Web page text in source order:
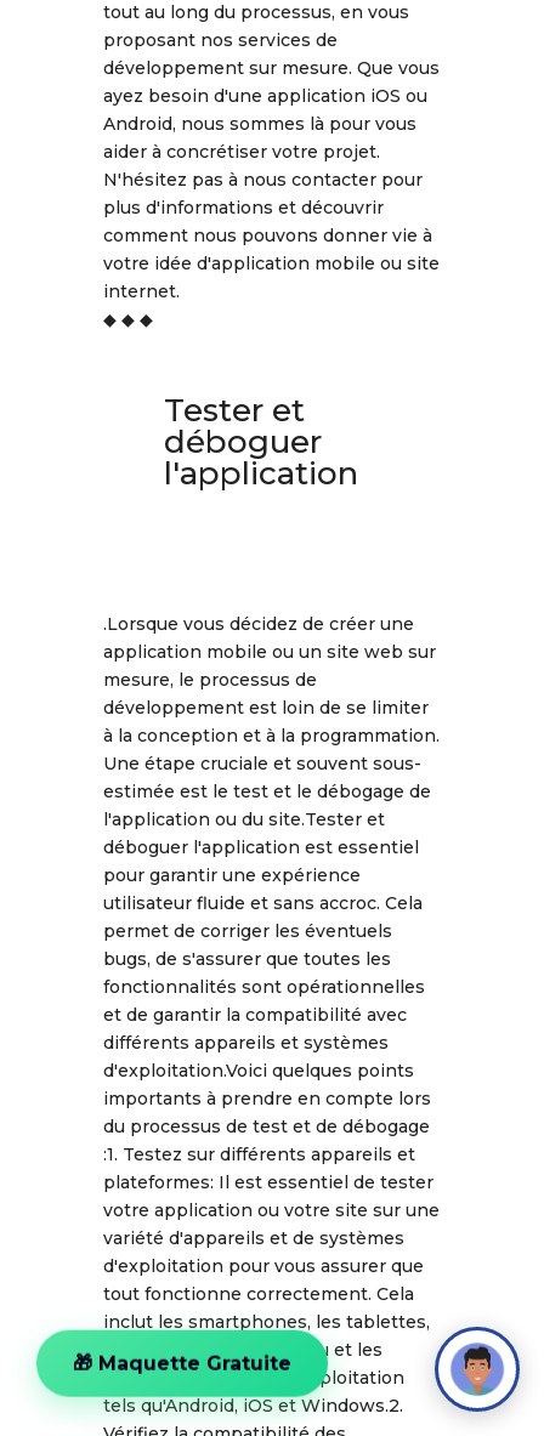
tout au long du processus, en vous
proposant nos services de
développement sur mesure. Que vous
ayez besoin d'une application iOS ou
Android, nous sommes là pour vous
aider à concrétiser votre projet.
N'hésitez pas à nous contacter pour
plus d'informations et découvrir
comment nous pouvons donner vie à
votre idée d'application mobile ou site
internet.
◆ ◆ ◆
Tester et
déboguer
l'application
.Lorsque vous décidez de créer une
application mobile ou un site web sur
mesure, le processus de
développement est loin de se limiter
à la conception et à la programmation.
Une étape cruciale et souvent sous-
estimée est le test et le débogage de
l'application ou du site.Tester et
déboguer l'application est essentiel
pour garantir une expérience
utilisateur fluide et sans accroc. Cela
permet de corriger les éventuels
bugs, de s'assurer que toutes les
fonctionnalités sont opérationnelles
et de garantir la compatibilité avec
différents appareils et systèmes
d'exploitation.Voici quelques points
importants à prendre en compte lors
du processus de test et de débogage
:1. Testez sur différents appareils et
plateformes: Il est essentiel de tester
votre application ou votre site sur une
variété d'appareils et de systèmes
d'exploitation pour vous assurer que
tout fonctionne correctement. Cela
inclut les smartphones, les tablettes,
les ordinateurs de bureau et les
différents systèmes d'exploitation
tels qu'Android, iOS et Windows.2.
🎁 Maquette Gratuite